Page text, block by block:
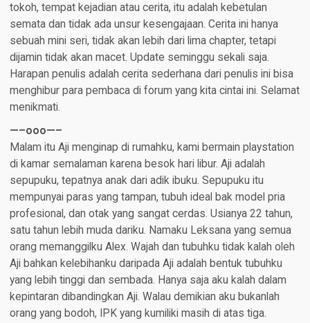
tokoh, tempat kejadian atau cerita, itu adalah kebetulan
semata dan tidak ada unsur kesengajaan. Cerita ini hanya
sebuah mini seri, tidak akan lebih dari lima chapter, tetapi
dijamin tidak akan macet. Update seminggu sekali saja.
Harapan penulis adalah cerita sederhana dari penulis ini bisa
menghibur para pembaca di forum yang kita cintai ini. Selamat
menikmati.​
—–ooo—–
Malam itu Aji menginap di rumahku, kami bermain playstation
di kamar semalaman karena besok hari libur. Aji adalah
sepupuku, tepatnya anak dari adik ibuku. Sepupuku itu
mempunyai paras yang tampan, tubuh ideal bak model pria
profesional, dan otak yang sangat cerdas. Usianya 22 tahun,
satu tahun lebih muda dariku. Namaku Leksana yang semua
orang memanggilku Alex. Wajah dan tubuhku tidak kalah oleh
Aji bahkan kelebihanku daripada Aji adalah bentuk tubuhku
yang lebih tinggi dan sembada. Hanya saja aku kalah dalam
kepintaran dibandingkan Aji. Walau demikian aku bukanlah
orang yang bodoh, IPK yang kumiliki masih di atas tiga.